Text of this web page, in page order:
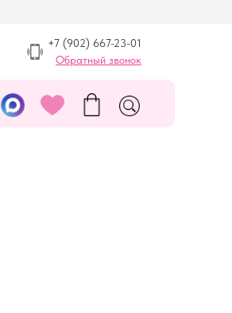
+7 (902) 667-23-01
Обратный звонок